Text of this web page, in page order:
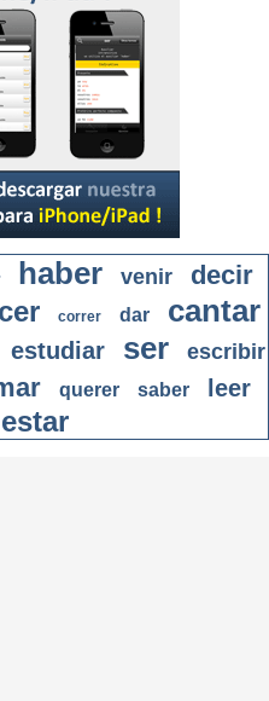
haber venir
decir
correr dar cantar
estudiar ser escribir
querer saber leer
estar